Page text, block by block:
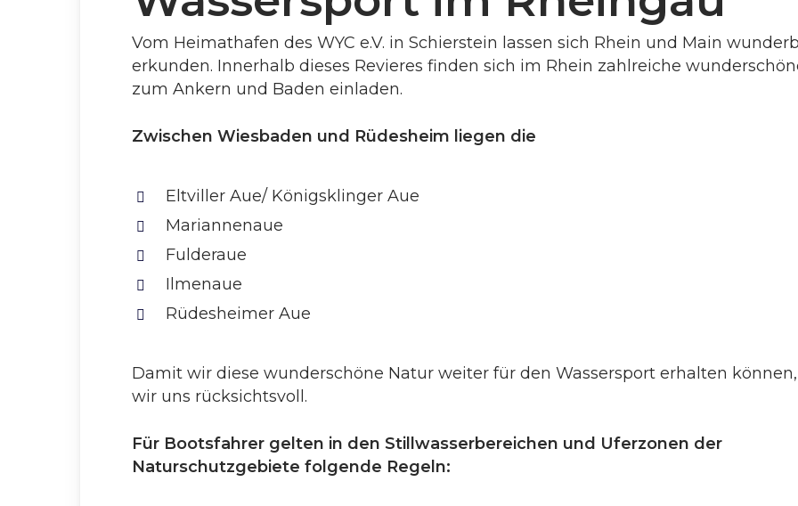
Vom Heimathafen des WYC e.V. in Schierstein lassen sich Rhein und Main
erkunden. Innerhalb dieses Revieres finden sich im Rhein zahlreiche
zum Ankern und Baden einladen.
Zwischen Wiesbaden und Rüdesheim liegen die
Eltviller Aue/ Königsklinger Aue
Mariannenaue
Fulderaue
Ilmenaue
Rüdesheimer Aue
Damit wir diese wunderschöne Natur weiter für den Wassersport erhalten
wir uns rücksichtsvoll.
Für Bootsfahrer gelten in den Stillwasserbereichen und Uferzonen der
Naturschutzgebiete folgende Regeln: